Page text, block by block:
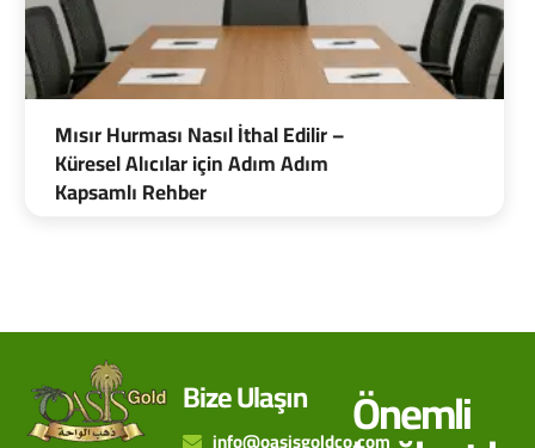
Mısır Hurması Nasıl İthal Edilir –
Küresel Alıcılar için Adım Adım
Kapsamlı Rehber
Bize Ulaşın Önemli